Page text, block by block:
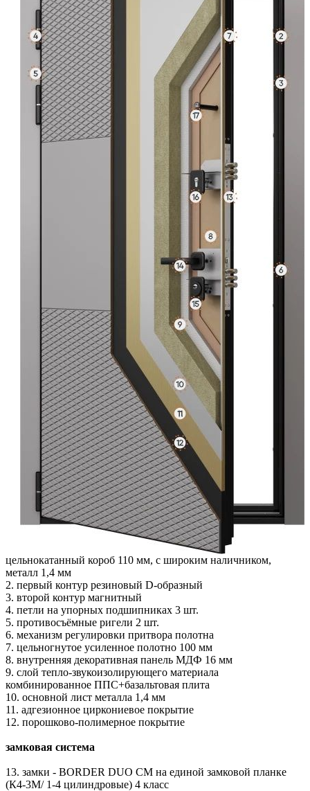
цельнокатанный короб 110 мм, с широким наличником,
металл 1,4 мм
2. первый контур резиновый D-образный
3. второй контур магнитный
4. петли на упорных подшипниках 3 шт.
5. противосъёмные ригели 2 шт.
6. механизм регулировки притвора полотна
7. цельногнутое усиленное полотно 100 мм
8. внутренняя декоративная панель МДФ 16 мм
9. слой тепло-звукоизолирующего материала
комбинированное ППС+базальтовая плита
10. основной лист металла 1,4 мм
11. адгезионное циркониевое покрытие
12. порошково-полимерное покрытие
замковая система
13. замки - BORDER DUO CM на единой замковой планке
(К4-3М/ 1-4 цилиндровые) 4 класс